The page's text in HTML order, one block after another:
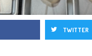
TWITTER